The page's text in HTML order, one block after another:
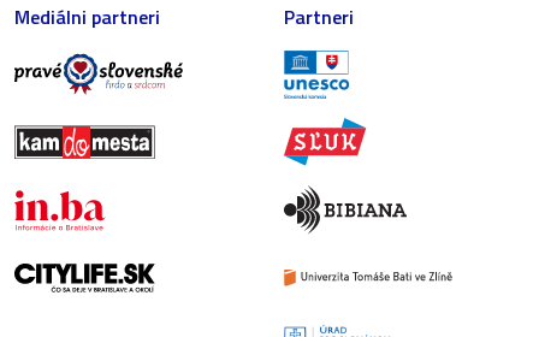
Mediálni partneri Partneri